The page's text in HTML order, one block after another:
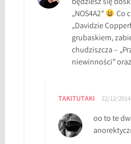
,
z
m
o
l
„NOS4A2”
Co
„Davidzie
grubaskiem,
chudziszcza –
niewinności”
TAKITUTAKI 22/12/
oo to te